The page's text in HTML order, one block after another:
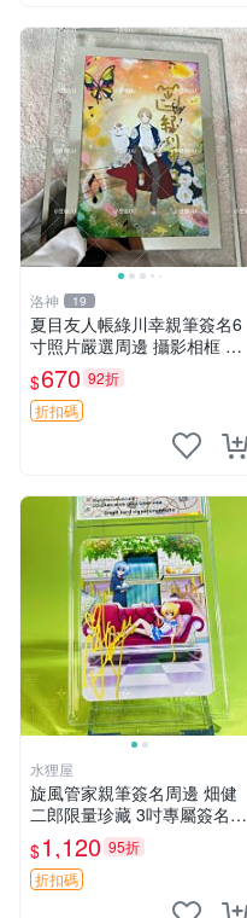
洛神 19
夏目友人帳綠川幸親筆簽名6
寸照片嚴選周邊 攝影相框 網
路認證 夏目友人帳收藏 簽名
照 6寸
$670 92折
折扣碼
水狸屋
旋風管家親筆簽名周邊 畑健
二郎限量珍藏 3吋專屬簽名照
日本正版中古 正規卡磚附送
旋風管家 畑健二郎 簽名照
$1,120 95折
折扣碼